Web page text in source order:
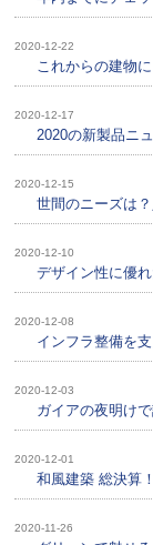
2020-12-22
これからの建物
2020-12-17
2020の新製品ニ
2020-12-15
世間のニーズは
2020-12-10
デザイン性に優
2020-12-08
インフラ整備を
2020-12-03
ガイアの夜明け
2020-12-01
和風建築 総決算！
2020-11-26